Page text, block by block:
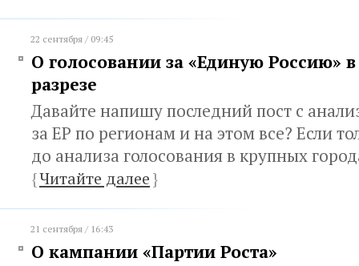
22 сентября / 09:45
О голосовании за «Единую Россию»
разрезе
Давайте напишу последний пост с
за ЕР по регионам и на этом все? Если
до анализа голосования в крупных
{Читайте далее}
21 сентября / 16:43
О кампании «Партии Роста»